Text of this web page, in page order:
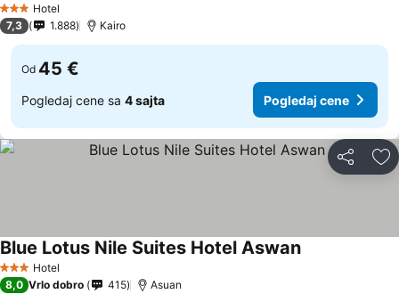
3 Zvezdice
Hotel
7,3 1.888 Kairo
Od 45 €
Pogledaj cene sa 4 sajta Pogledaj cene
Deli
3 Zvezdice
Hotel
Blue Lotus Nile Suites Hotel AswanPogledaj cene
8,0 Vrlo dobro 415 Asuan